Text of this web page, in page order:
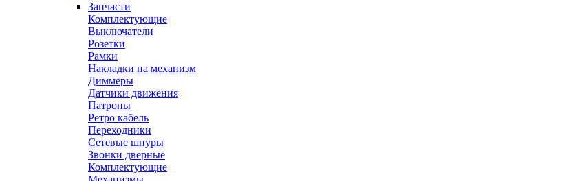
Запчасти
Комплектующие
Выключатели
Розетки
Рамки
Накладки на механизм
Диммеры
Датчики движения
Патроны
Ретро кабель
Переходники
Сетевые шнуры
Звонки дверные
Комплектующие